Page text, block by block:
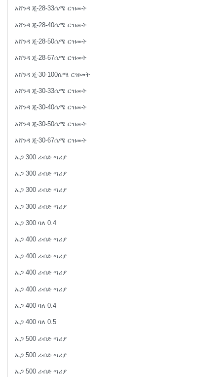
አሸንዳ ጂ-28-33ሴሜ ርዝመት
አሸንዳ ጂ-28-40ሴሜ ርዝመት
አሸንዳ ጂ-28-50ሴሜ ርዝመት
አሸንዳ ጂ-28-67ሴሜ ርዝመት
አሸንዳ ጂ-30-100ሴሜ ርዝመት
አሸንዳ ጂ-30-33ሴሜ ርዝመት
አሸንዳ ጂ-30-40ሴሜ ርዝመት
አሸንዳ ጂ-30-50ሴሜ ርዝመት
አሸንዳ ጂ-30-67ሴሜ ርዝመት
ኤጋ 300 ሪብድ ጣሪያ
ኤጋ 300 ሪብድ ጣሪያ
ኤጋ 300 ሪብድ ጣሪያ
ኤጋ 300 ሪብድ ጣሪያ
ኤጋ 300 ባለ 0.4
ኤጋ 400 ሪብድ ጣሪያ
ኤጋ 400 ሪብድ ጣሪያ
ኤጋ 400 ሪብድ ጣሪያ
ኤጋ 400 ሪብድ ጣሪያ
ኤጋ 400 ባለ 0.4
ኤጋ 400 ባለ 0.5
ኤጋ 500 ሪብድ ጣሪያ
ኤጋ 500 ሪብድ ጣሪያ
ኤጋ 500 ሪብድ ጣሪያ